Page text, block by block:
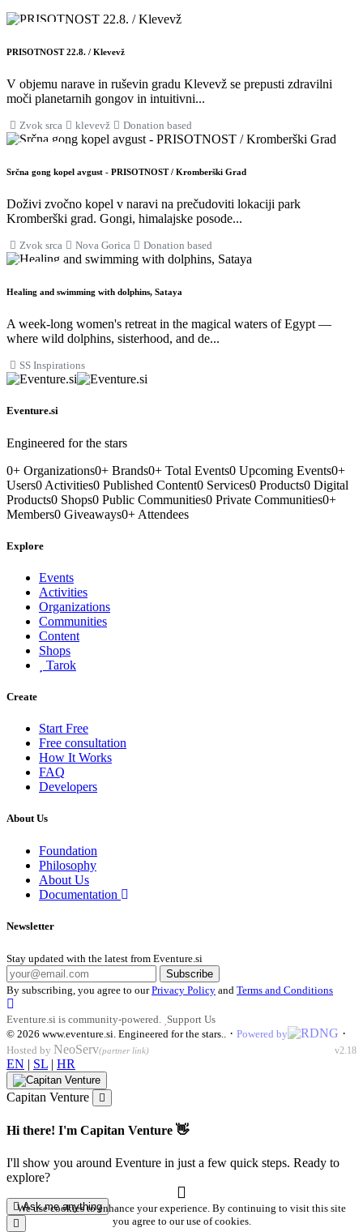
AUG
PRISOTNOST 22.8. / Klevevž
V objemu narave in ruševin gradu Klevevž se prepusti zdravilni
moči planetarnih gongov in intuitivni...
Zvok srca klevevž Donation based
Srčna gong kopel avgust - PRISOTNOST / Kromberški Grad
Doživi zvočno kopel v naravi na prečudoviti lokaciji park
Kromberški grad. Gongi, himalajske posode...
Zvok srca Nova Gorica Donation based
AUG
Healing and swimming with dolphins, Sataya
A week-long women's retreat in the magical waters of Egypt —
where wild dolphins, sisterhood, and de...
SS Inspirations
Eventure.si
Engineered for the stars
0+ Organizations0+ Brands0+ Total Events0 Upcoming Events0+
Users0 Activities0 Published Content0 Services0 Products0 Digital
Products0 Shops0 Public Communities0 Private Communities0+
Members0 Giveaways0+ Attendees
Explore
Events
Activities
Organizations
Communities
Content
Shops
Tarok
Create
Start Free
Free consultation
How It Works
FAQ
Developers
About Us
Foundation
Philosophy
About Us
Documentation
Newsletter
Stay updated with the latest from Eventure.si
Subscribe
By subscribing, you agree to ourPrivacy Policy and Terms and Conditions
Eventure.si is community-powered.
Support Us
© 2026 www.eventure.si Engineered for the stars. · Powered by ·
Hosted by NeoServ(partner link) v2.18
EN | SL | HR
Capitan Venture
Hi there! I'm Capitan Venture 👋
I'll show you around Eventure in just a few quick steps. Ready to
explore?
Ask me anything
We use cookies to enhance your experience. By continuing to visit this site
you agree to our use of cookies.